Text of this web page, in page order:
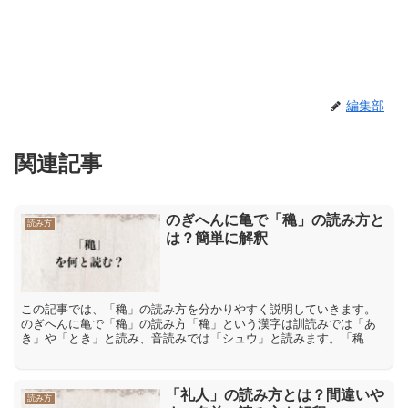
編集部
関連記事
読み方
のぎへんに亀で「穐」の読み方と
は？簡単に解釈
この記事では、「穐」の読み方を分かりやすく説明していきます。
のぎへんに亀で「穐」の読み方「穐」という漢字は訓読みでは「あ
き」や「とき」と読み、音読みでは「シュウ」と読みます。「穐」
読み方
「礼人」の読み方とは？間違いや